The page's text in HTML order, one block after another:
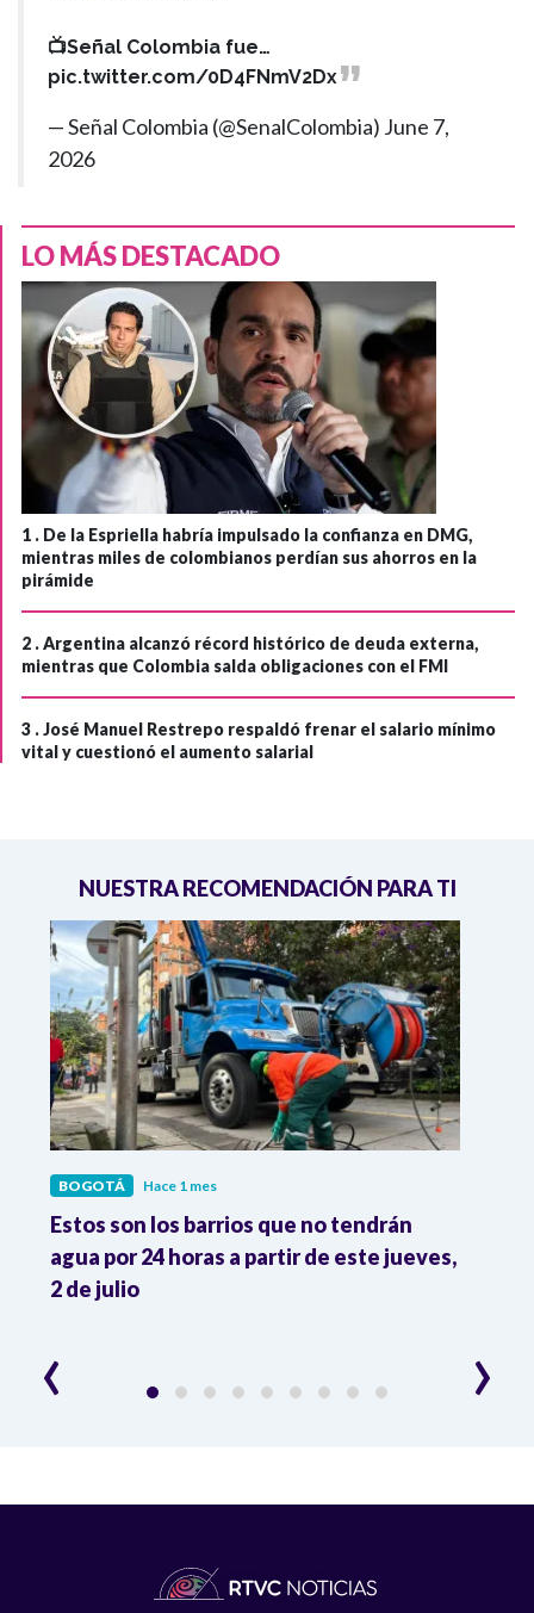
📺Señal Colombia fue…
pic.twitter.com/0D4FNmV2Dx
— Señal Colombia (@SenalColombia) June 7,
2026
LO MÁS DESTACADO
1 . De la Espriella habría impulsado la confianza en DMG,
mientras miles de colombianos perdían sus ahorros en la
pirámide
2 .Argentina alcanzó récord histórico de deuda externa,
mientras que Colombia salda obligaciones con el FMI
3 .José Manuel Restrepo respaldó frenar el salario mínimo
vital y cuestionó el aumento salarial
NUESTRA RECOMENDACIÓN PARA TI
BOGOTÁ Hace 1 mes
Estos son los barrios que no tendrán
agua por 24 horas a partir de este jueves,
2 de julio
‹ ›